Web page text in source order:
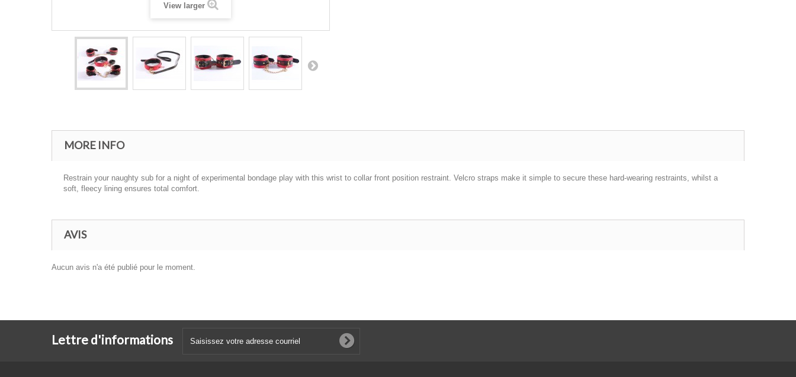
View larger
MORE INFO
Restrain your naughty sub for a night of experimental bondage play with this wrist to collar front position restraint. Velcro straps make it simple to secure these hard-wearing restraints, whilst a
soft, fleecy lining ensures total comfort.
AVIS
Aucun avis n'a été publié pour le moment.
Lettre d'informations